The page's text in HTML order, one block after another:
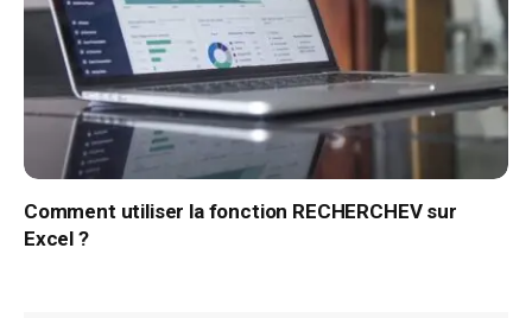
Comment utiliser la fonction RECHERCHEV sur
Excel ?